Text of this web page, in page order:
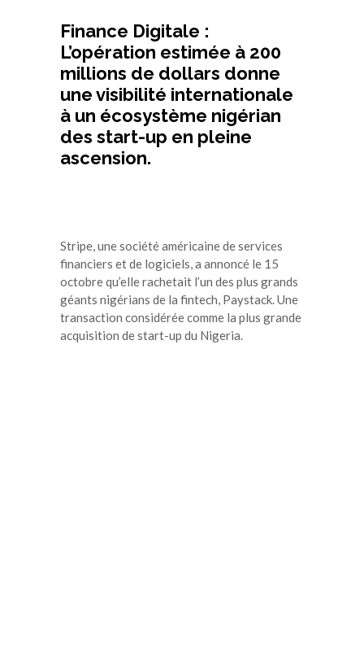
Finance Digitale :
L’opération estimée à 200
millions de dollars donne
une visibilité internationale
à un écosystème nigérian
des start-up en pleine
ascension.
Stripe, une société américaine de services
financiers et de logiciels, a annoncé le 15
octobre qu’elle rachetait l’un des plus grands
géants nigérians de la fintech, Paystack. Une
transaction considérée comme la plus grande
acquisition de start-up du Nigeria.